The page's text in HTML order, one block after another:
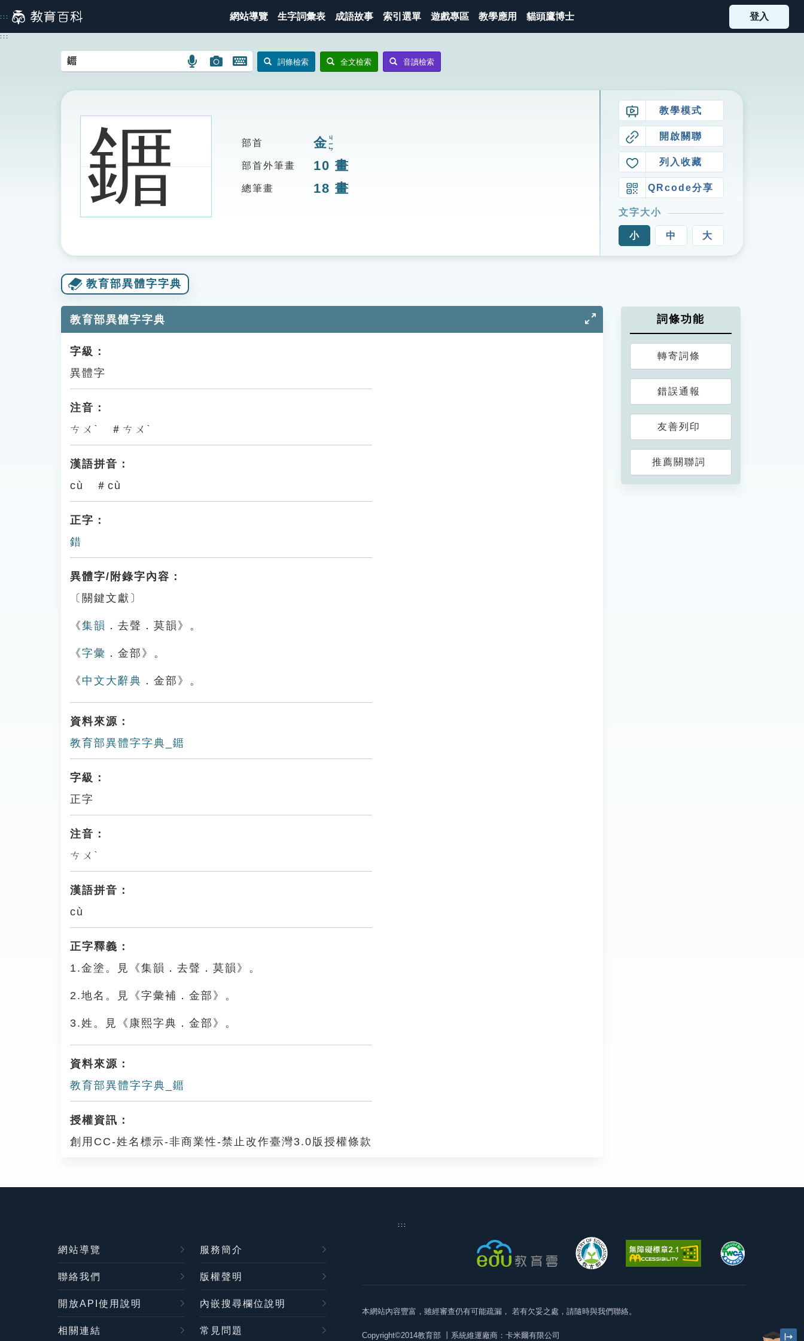
到
主
::: 網站導覽 生字詞彙表 成語故事 索引選單 遊戲專區 教學應用 貓頭鷹博士 登入
:::
語
搜
圖
圖
搜
開
鍵
詞條檢索 全文檢索 音讀檢索
䥄 部首 金ㄐㄧㄣ
部首外筆畫 10 畫
總筆畫 18 畫
教學模式
開啟關聯
列入收藏
QRcode分享
文字大小
小 中 大
教育部異體字字典
教育部異體字字典
字級：
異體字
注音：
ㄘㄨˋ ＃ㄘㄨˋ
漢語拼音：
cù ＃cù
正字：
錯
異體字/附錄字內容：
〔關鍵文獻〕
《集韻 ．去聲．莫韻》。
《字彙 ．金部》。
《 中文大辭典 ．金部》。
資料來源：
教育部異體字字典_䥄
字級：
正字
注音：
ㄘㄨˋ
漢語拼音：
cù
正字釋義：
1.金塗。見《集韻．去聲．莫韻》。
2.地名。見《字彙補．金部》。
3.姓。見《康熙字典．金部》。
資料來源：
教育部異體字字典_䥄
授權資訊：
創用CC-姓名標示-非商業性-禁止改作臺灣3.0版授權條款
詞條功能
轉寄詞條
錯誤通報
友善列印
推薦關聯詞
:::
網站導覽 服務簡介
聯絡我們 版權聲明
開放API使用說明 內嵌搜尋欄位說明
相關連結 常見問題
本網站內容豐富，雖經審查仍有可能疏漏， 若有欠妥之處，請隨時與我們聯絡。
Copyright©2014教育部 丨系統維運廠商：卡米爾有限公司